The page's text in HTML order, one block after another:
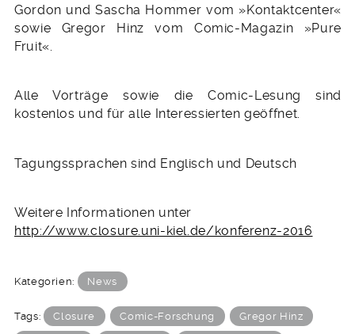
Gordon und Sascha Hommer vom »Kontaktcenter«
sowie Gregor Hinz vom Comic-Magazin »Pure
Fruit«.
Alle Vorträge sowie die Comic-Lesung sind
kostenlos und für alle Interessierten geöffnet.
Tagungssprachen sind Englisch und Deutsch
Weitere Informationen unter
http://www.closure.uni-kiel.de/konferenz-2016
Kategorien: News
Tags: Closure Comic-Forschung Gregor Hinz